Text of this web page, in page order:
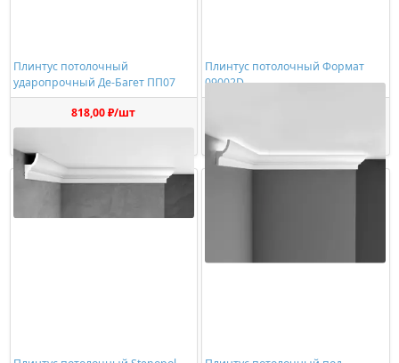
Плинтус потолочный
ударопрочный Де-Багет ПП07
818,00 ₽/шт
Плинтус потолочный Формат
09002D